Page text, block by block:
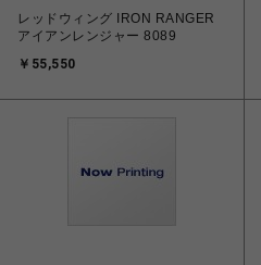
レッドウィング IRON RANGER
アイアンレンジャー 8089
￥55,550